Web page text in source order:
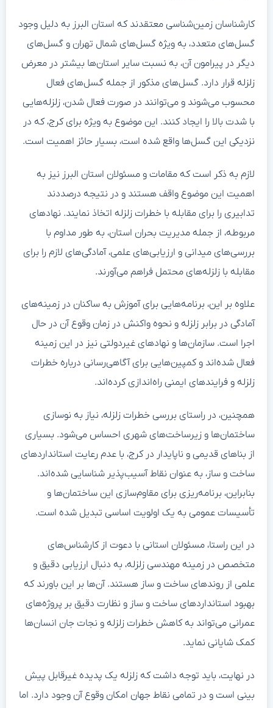
کارشناسان زمین‌شناسی معتقدند که استان البرز به دلیل وجود
گسل‌های متعدد، به ویژه گسل‌های شمال تهران و گسل‌های
دیگر در پیرامون آن، به نسبت سایر استان‌ها بیشتر در معرض
زلزله قرار دارد. گسل‌های مذکور از جمله گسل‌های فعال
محسوب می‌شوند و می‌توانند در صورت فعال شدن، زلزله‌هایی
با شدت بالا را ایجاد کنند. این موضوع به ویژه برای کرج، که در
نزدیکی این گسل‌ها واقع شده است، بسیار حائز اهمیت است.
لازم به ذکر است که مقامات و مسئولان استان البرز نیز به
اهمیت این موضوع واقف هستند و در نتیجه درصددند
تدابیری را برای مقابله با خطرات زلزله اتخاذ نمایند. نهادهای
مربوطه، از جمله مدیریت بحران استان، به طور مداوم با
بررسی‌های میدانی و ارزیابی‌های علمی، آمادگی‌های لازم را برای
مقابله با زلزله‌های محتمل فراهم می‌آورند.
علاوه بر این، برنامه‌هایی برای آموزش به ساکنان در زمینه‌های
آمادگی در برابر زلزله و نحوه واکنش در زمان وقوع آن در حال
اجرا است. سازمان‌ها و نهادهای غیردولتی نیز در این زمینه
فعال شده‌اند و کمپین‌هایی برای آگاهی‌رسانی درباره خطرات
زلزله و فرایندهای ایمنی راه‌اندازی کرده‌اند.
همچنین، در راستای بررسی خطرات زلزله، نیاز به نوسازی
ساختمان‌ها و زیرساخت‌های شهری احساس می‌شود. بسیاری
از بناهای قدیمی و ناپایدار در کرج، با عدم رعایت استانداردهای
ساخت و ساز، به عنوان نقاط آسیب‌پذیر شناسایی شده‌اند.
بنابراین، برنامه‌ریزی برای مقاوم‌سازی این ساختمان‌ها و
تأسیسات عمومی به یک اولویت اساسی تبدیل شده است.
در این راستا، مسئولان استانی با دعوت از کارشناس‌های
متخصص در زمینه مهندسی زلزله، به دنبال ارزیابی دقیق و
علمی از روندهای ساخت و ساز هستند. آن‌ها بر این باورند که
بهبود استانداردهای ساخت و ساز و نظارت دقیق بر پروژه‌های
عمرانی می‌تواند به کاهش خطرات زلزله و نجات جان انسان‌ها
کمک شایانی نماید.
در نهایت، باید توجه داشت که زلزله یک پدیده غیرقابل پیش
بینی است و در تمامی نقاط جهان امکان وقوع آن وجود دارد. اما